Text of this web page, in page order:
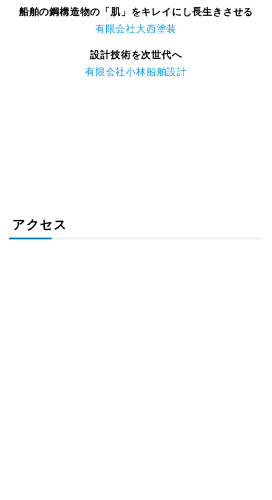
船舶の鋼構造物の「肌」をキレイにし長生きさせる
有限会社大西塗装
設計技術を次世代へ
有限会社小林船舶設計
アクセス